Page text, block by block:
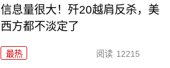
信息量很大！歼20越肩反杀，美
西方都不淡定了
最热 阅读 12215